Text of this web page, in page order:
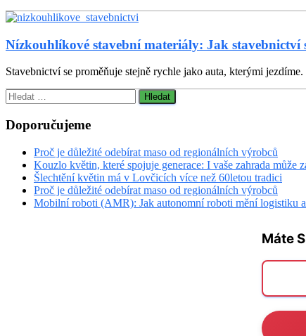
Nízkouhlíkové stavební materiály: Jak stavebnictví
Stavebnictví se proměňuje stejně rychle jako auta, kterými
Vyhledávání
Doporučujeme
Proč je důležité odebírat maso od regionálních výrobců
Kouzlo květin, které spojuje generace: I vaše zahrada může
Šlechtění květin má v Lovčicích více než 60letou tradici
Proč je důležité odebírat maso od regionálních výrobců
Mobilní roboti (AMR): Jak autonomní roboti mění logistiku
Máte